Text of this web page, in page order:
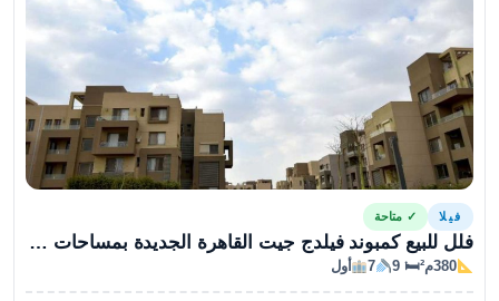
فيلا ✓ متاحة
فلل للبيع كمبوند فيلدج جيت القاهرة الجديدة بمساحات متنوعة وأسعار لقطة جدا
380م² 🛏 9
7 أول